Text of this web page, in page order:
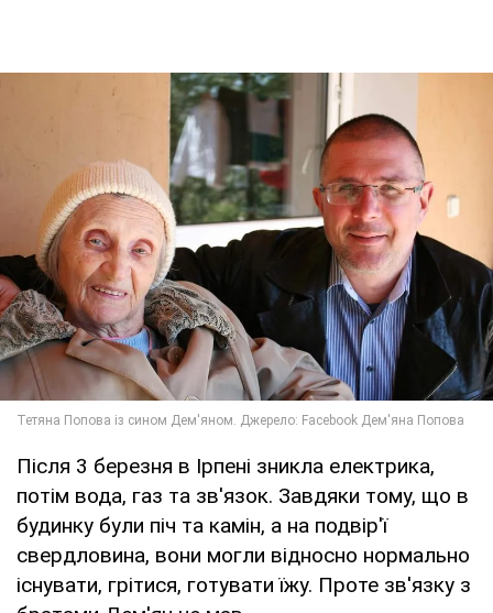
Після 3 березня в Ірпені зникла електрика,
потім вода, газ та зв'язок. Завдяки тому, що в
будинку були піч та камін, а на подвір'ї
свердловина, вони могли відносно нормально
існувати, грітися, готувати їжу. Проте зв'язку з